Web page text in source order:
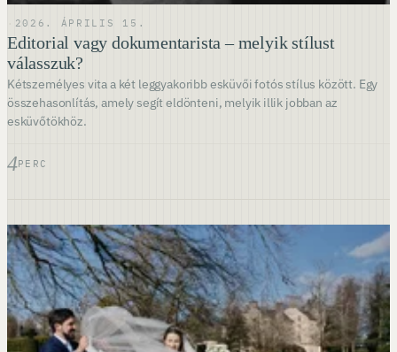
2026. ÁPRILIS 15.
Editorial vagy dokumentarista – melyik stílust
válasszuk?
Kétszemélyes vita a két leggyakoribb esküvői fotós stílus között. Egy
összehasonlítás, amely segít eldönteni, melyik illik jobban az
esküvőtökhöz.
4PERC